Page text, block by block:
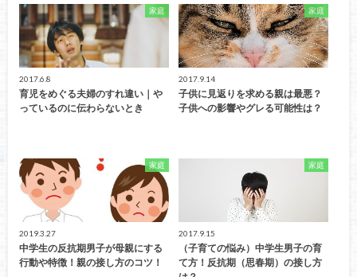
家庭
2017.6.8
育児をめぐる夫婦のすれ違い｜や
っているのに伝わらないとき
家庭
2017.9.14
子供に見返りを求める親は最悪？
子供への影響やグレる可能性は？
家庭
2019.3.27
中学生の反抗期男子が母親にする
行動や特徴！親の接し方のコツ！
家庭
2017.9.15
（子育ての悩み）中学生男子の育
て方！反抗期（思春期）の接し方